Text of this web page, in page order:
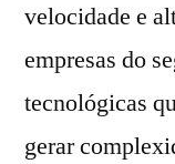
velocidade e
empresas do
tecnológicas
gerar